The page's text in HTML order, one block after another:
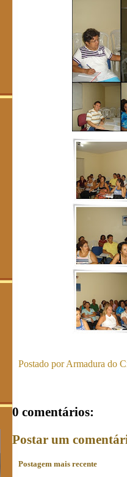
Postado porArmadura do
0 comentários:
Postar um
Postagem mais recente